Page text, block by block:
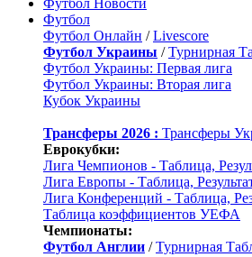
Футбол
Футбол Онлайн /Livescore
Футбол Украины /Турнирная
Футбол Украины: Первая лига
Футбол Украины: Вторая лига
Кубок Украины
Трансферы 2026 : Трансферы
Еврокубки:
Лига Чемпионов - Таблица,
Лига Европы - Таблица,
Лига Конференций - Таблица,
Таблица коэффициентов УЕФА
Чемпионаты:
Футбол Англии /Турнирная